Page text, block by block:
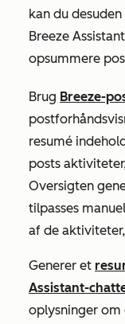
kan du
Breeze
opsummere
Brug Breeze-
resumé
posts
Oversigten
tilpasses
af de
Generer et
Assistant-
oplysninger om